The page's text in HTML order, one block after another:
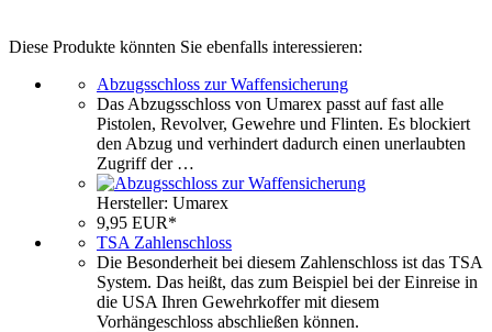
Diese Produkte könnten Sie ebenfalls interessieren:
Abzugsschloss zur Waffensicherung
Das Abzugsschloss von Umarex passt auf fast alle
Pistolen, Revolver, Gewehre und Flinten. Es blockiert
den Abzug und verhindert dadurch einen unerlaubten
Zugriff der …
Hersteller: Umarex
9,95 EUR*
TSA Zahlenschloss
Die Besonderheit bei diesem Zahlenschloss ist das TSA
System. Das heißt, das zum Beispiel bei der Einreise in
die USA Ihren Gewehrkoffer mit diesem
Vorhängeschloss abschließen können.